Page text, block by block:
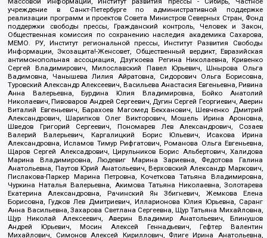
учреждение в Санкт-Петербурге по административной поддержке
реализации программ и проектов Совета Министров Северных Стран, Фонд
поддержки свободы прессы, Гражданский контроль, Человек и Закон,
Общественная комиссия по сохранению наследия академика Сахарова,
МЕМО. РУ, Институт региональной прессы, Институт Развития Свободы
Информации, Экозащита!-Женсовет, Общественный вердикт, Евразийская
антимонопольная ассоциация, Дзугкоева Регина Николаевна, Кривенко
Сергей Владимирович, Милославский Павел Юрьевич, Шнырова Ольга
Вадимовна, Чанышева Лилия Айратовна, Сидорович Ольга Борисовна,
Туровский Александр Алексеевич, Васильева Анастасия Евгеньевна, Ривина
Анна Валерьевна, Бурдина Юлия Владимировна, Бойко Анатолий
Николаевич, Пивоваров Андрей Сергеевич, Дугин Сергей Георгиевич, Аверин
Виталий Евгеньевич, Барахоев Магомед Бекханович, Шевченко Дмитрий
Александрович, Шарипков Олег Викторович, Мошель Ирина Ароновна,
Шведов Григорий Сергеевич, Пономарев Лев Александрович, Созаев
Валерий Валерьевич, Каргалицкий Борис Юльевич, Исакова Ирина
Александровна, Исламов Тимур Рифгатович, Романова Ольга Евгеньевна,
Щаров Сергей Алексадрович, Цирульников Борис Альбертович, Халидова
Марина Владимировна, Людевиг Марина Зариевна, Федотова Галина
Анатольевна, Паутов Юрий Анатольевич, Верховский Александр Маркович,
Пислакова-Паркер Марина Петровна, Кочеткова Татьяна Владимировна,
Чуркина Наталья Валерьевна, Акимова Татьяна Николаевна, Золотарева
Екатерина Александровна, Рачинский Ян Збигневич, Жемкова Елена
Борисовна, Гудков Лев Дмитриевич, Илларионова Юлия Юрьевна, Саранг
Анна Васильевна, Захарова Светлана Сергеевна, Щур Татьяна Михайловна,
Щур Николай Алексеевич, Аверин Владимир Анатольевич, Блинушов
Андрей Юрьевич, Мосин Алексей Геннадьевич, Гефтер Валентин
Михайлович, Симонов Алексей Кириллович, Флиге Ирина Анатольевна,